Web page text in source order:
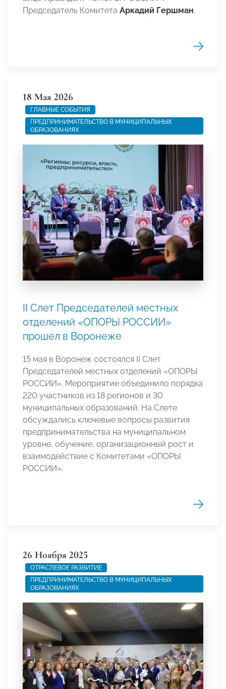
Председатель Комитета Аркадий Гершман.
18 Мая 2026
ГЛАВНЫЕ СОБЫТИЯ
ПРЕДПРИНИМАТЕЛЬСТВО В МУНИЦИПАЛЬНЫХ
ОБРАЗОВАНИЯХ
II Слет Председателей местных
отделений «ОПОРЫ РОССИИ»
прошел в Воронеже
15 мая в Воронеж состоялся II Слет
Председателей местных отделений «ОПОРЫ
РОССИИ». Мероприятие объединило порядка
220 участников из 18 регионов и 30
муниципальных образований. На Слете
обсуждались ключевые вопросы развития
предпринимательства на муниципальном
уровне, обучение, организационный рост и
взаимодействие с Комитетами «ОПОРЫ
РОССИИ».
26 Ноября 2025
ОТРАСЛЕВОЕ РАЗВИТИЕ
ПРЕДПРИНИМАТЕЛЬСТВО В МУНИЦИПАЛЬНЫХ
ОБРАЗОВАНИЯХ